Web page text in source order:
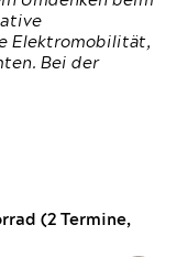
Elektromobilität,
Bei der
(2 Termine,